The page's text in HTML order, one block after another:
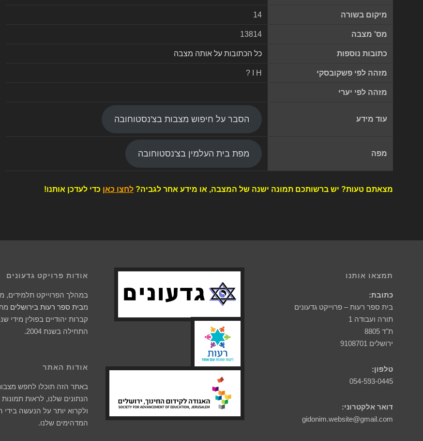
מיקום בשורה 14
מס' מצבה 13814
כתובות נוספות כל הכתובות על אותה מצבה
מזהה לפי פשקובסקי ? I H
מזהה לפי יערי
עוד מידע הסבר על חיפוש מצבות בצ'נסטוחובה
מפה מפת בית העלמין בצ'נסטוחובה
מצאתם טעות? יש ברשותכם תמונה ישנה של המצבה, או מידע אחר לגביה? לחצו כאן כדי לעדכן אותנו!
תמצאו אותנו
כתובת:
בית ספר רעות – פרוייקט גדעונים
תורה ועבודה 1
ת"ד 8805
ירושלים 9108701
טלפון:
054-593-0445
דואר אלקטרוני:
gidonim.website@gmail.com
אודות פרויקט גדעונים
במהלך הפרוייקט תלמידים,
מבית ספר רעות בירושלים
קברות יהודיים בפולין מידי
התחילה בשנת 2004.
אודות האתר
באתר הזה תוכלו לחפש
הנתונים שלנו, לראות
ולקרוא יותר על הנעשה בידי
המדהימים שלנו.